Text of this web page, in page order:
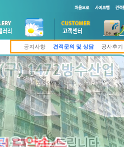
공지사항 견적문의 및 상담 공사후기